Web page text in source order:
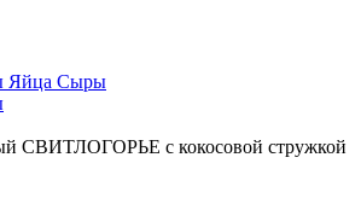
Яйца Сыры
СВИТЛОГОРЬЕ с кокосовой стружкой